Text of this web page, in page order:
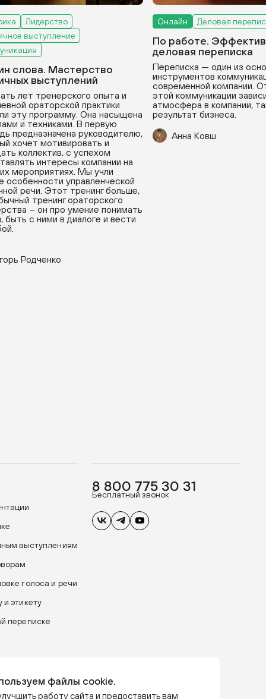
файлы cookie.
работу сайта и предоставить вам
Лидерство
выступление
слова. Мастерство
выступлений
лет тренерского опыта и
ораторской практики
эту программу. Она насыщена
и техниками. В первую
предназначена руководителю,
хочет мотивировать и
коллектив, с успехом
интересы компании на
мероприятиях. Мы учли
особенности управленческой
речи. Этот тренинг больше,
тренинг ораторского
– он про умение понимать
быть с ними в диалоге и вести
Родченко
Онлайн Деловая
По работе.
деловая переписка
Переписка — один из
инструментов
современной компании.
этой коммуникации
атмосфера в компании,
результат бизнеса.
Анна Ковш
выступлениям
голоса и речи
и этикету
переписке
8 800 775 30 31
Бесплатный звонок